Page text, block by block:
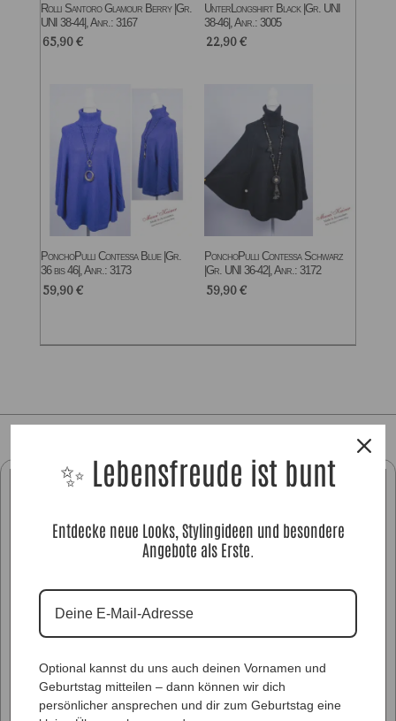
Rolli Santoro Glamour Berry |Gr.
UNI 38-44|, Anr.: 3167
65,90€
UnterLongshirt Black |Gr. UNI
38-46|, Anr.: 3005
22,90€
PonchoPulli Contessa Blue |Gr.
36 bis 46|, Anr.: 3173
59,90€
PonchoPulli Contessa Schwarz
|Gr. UNI 36-42|, Anr.: 3172
59,90€
✨ Lebensfreude ist bunt
Entdecke neue Looks, Stylingideen und besondere
Angebote als Erste.
Optional kannst du uns auch deinen Vornamen und
Geburtstag mitteilen – dann können wir dich
persönlicher ansprechen und dir zum Geburtstag eine